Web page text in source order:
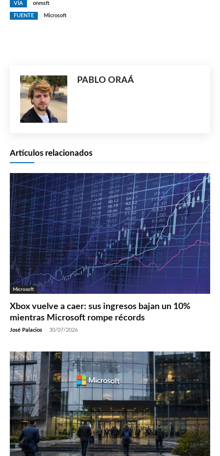
VÍA onmsft
FUENTE Microsoft
PABLO ORAÁ
Artículos relacionados
Microsoft
Xbox vuelve a caer: sus ingresos bajan un 10%
mientras Microsoft rompe récords
José Palacios - 30/07/2026